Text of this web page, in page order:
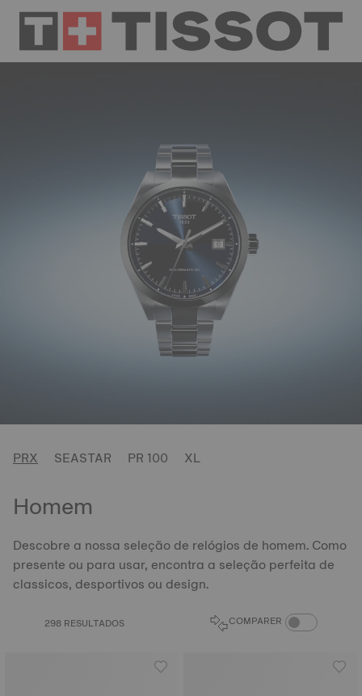
PRX SEASTAR PR 100 XL
Homem
Descobre a nossa seleção de relógios de homem. Como
presente ou para usar, encontra a seleção perfeita de
classicos, desportivos ou design.
298 RESULTADOS COMPARER COMPARE